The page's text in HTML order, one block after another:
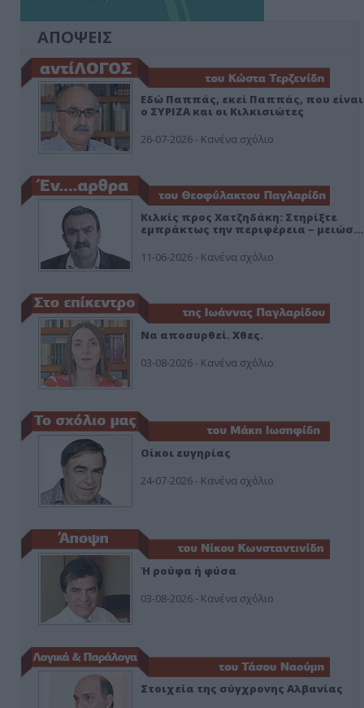
ΑΠΟΨΕΙΣ
Εδώ Παππάς, εκεί Παππάς, που είναι
ο ΣΥΡΙΖΑ και οι Κιλκισιώτες
26-07-2026 - Κανένα σχόλιο
Κιλκίς προς Χατζηδάκη: Στηρίξτε
εμπράκτως την περιφέρεια – μειώσ…
11-06-2026 - Κανένα σχόλιο
Να αποσυρθεί. Χθες.
03-08-2026 - Κανένα σχόλιο
Οίκοι ευγηρίας
24-07-2026 - Κανένα σχόλιο
Ή ρούφα ή φύσα
03-08-2026 - Κανένα σχόλιο
Στοιχεία της σύγχρονης Αλβανίας